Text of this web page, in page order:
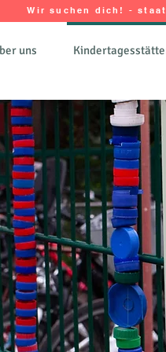
Wir suchen dich! -
uns